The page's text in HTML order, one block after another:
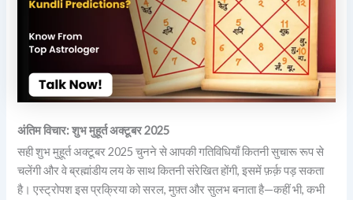
अंतिम विचार: शुभ मुहूर्त अक्टूबर 2025
सही शुभ मुहूर्त अक्टूबर 2025 चुनने से आपकी गतिविधियाँ कितनी सुचारू रूप से
चलेंगी और वे ब्रह्मांडीय लय के साथ कितनी संरेखित होंगी, इसमें फ़र्क़ पड़ सकता
है। एस्ट्रोपश इस प्रक्रिया को सरल, मुफ़्त और सुलभ बनाता है—कहीं भी, कभी